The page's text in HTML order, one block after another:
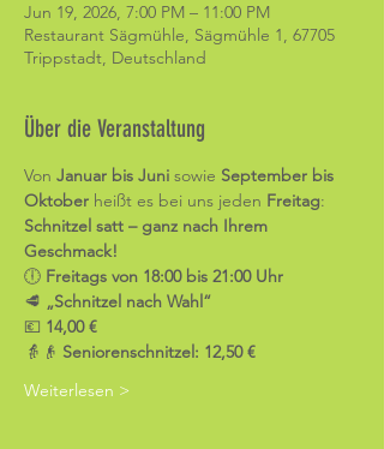
Jun 19, 2026, 7:00 PM – 11:00 PM
Restaurant Sägmühle, Sägmühle 1, 67705
Trippstadt, Deutschland
Über die Veranstaltung
Von Januar bis Juni sowie September bis
Oktober heißt es bei uns jeden Freitag:
Schnitzel satt – ganz nach Ihrem
Geschmack!
🕕 Freitags von 18:00 bis 21:00 Uhr
🥩 „Schnitzel nach Wahl“
💶 14,00 €
👵👴 Seniorenschnitzel: 12,50 €
Weiterlesen >